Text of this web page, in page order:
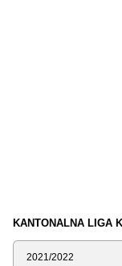
KANTONALNA LIGA
Sezona